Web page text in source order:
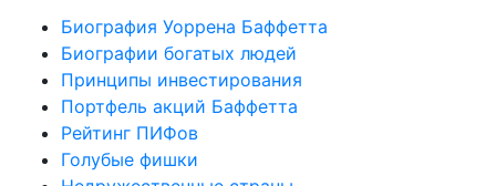
Биография Уоррена Баффетта
Биографии богатых людей
Принципы инвестирования
Портфель акций Баффетта
Рейтинг ПИФов
Голубые фишки